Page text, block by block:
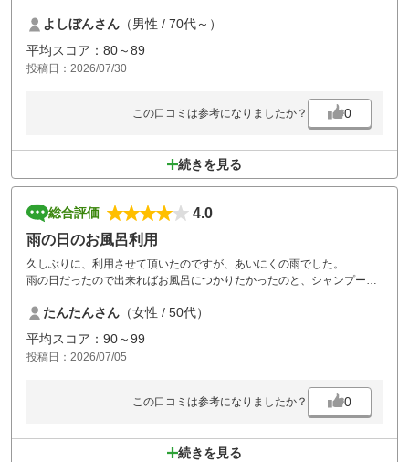
扇風機状態でした。期待しすぎだったのかも、、、ですが。勿論無いよ
りははるかに良かったですが。
途中、雷雨に見舞われ、14Hまでしかプレーできなかったんで、又利用
します。
よしぼんさん （男性 / 70代～）
平均スコア：80～89
投稿日：2026/07/30
この口コミは参考になりましたか？ 0
続きを見る
総合評価
4.0
雨の日のお風呂利用
久しぶりに、利用させて頂いたのですが、あいにくの雨でした。
雨の日だったので出来ればお風呂につかりたかったのと、シャンプー、
出来ればもう少し髪質によいものを導入して頂けると嬉しいです。
クールカートもカートが余っているとのことで無料で試させて頂きとて
もありがたかったです。
たんたんさん （女性 / 50代）
平均スコア：90～99
投稿日：2026/07/05
この口コミは参考になりましたか？ 0
続きを見る